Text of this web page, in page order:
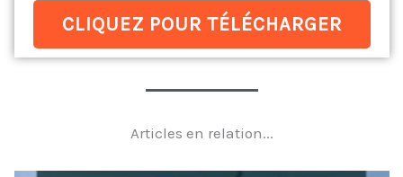
CLIQUEZ POUR TÉLÉCHARGER
Articles en relation...